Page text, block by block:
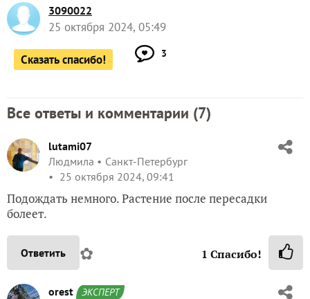
3090022
25 октября 2024, 05:49
Сказать спасибо! 3
Все ответы и комментарии (7)
lutami07
Людмила
Санкт-Петербург
25 октября 2024, 09:41
Подождать немного. Растение после пересадки
болеет.
Ответить ✿ 1 Спасибо!
orest ЭКСПЕРТ